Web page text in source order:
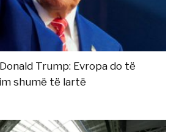
Trump: Evropa do të
shumë të lartë